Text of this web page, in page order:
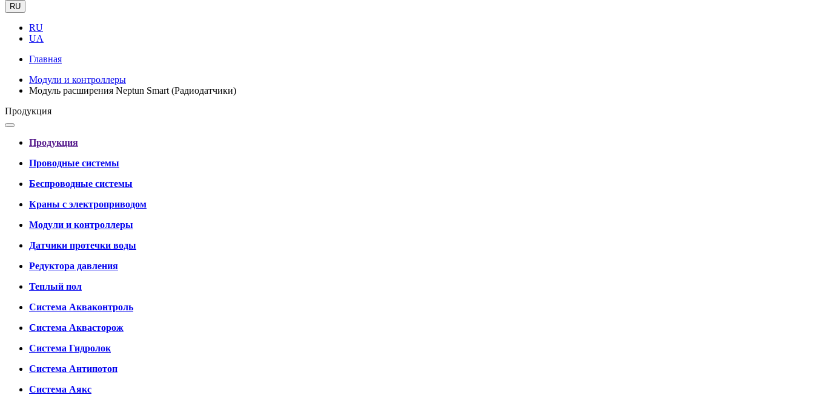
RU
RU
UA
Главная
Модули и контроллеры
Модуль расширения Neptun Smart (Радиодатчики)
Продукция
Продукция
Проводные системы
Беспроводные системы
Краны с электроприводом
Модули и контроллеры
Датчики протечки воды
Редуктора давления
Теплый пол
Система Акваконтроль
Система Аквасторож
Система Гидролок
Система Антипотоп
Система Аякс